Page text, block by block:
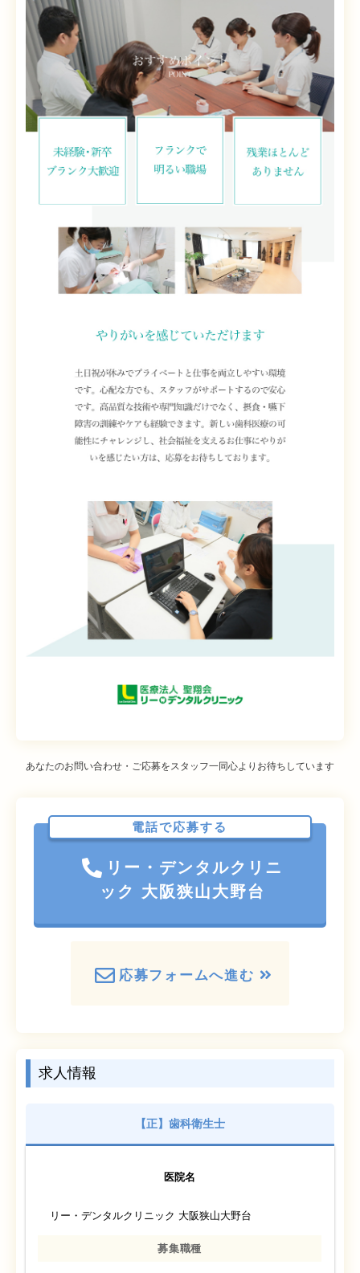
あなたのお問い合わせ・ご応募をスタッフ一同心よりお待ちしています
電話で応募する
リー・デンタルクリニ
ック 大阪狭山大野台
応募フォームへ進む
求人情報
【正】歯科衛生士
医院名
リー・デンタルクリニック 大阪狭山大野台
募集職種